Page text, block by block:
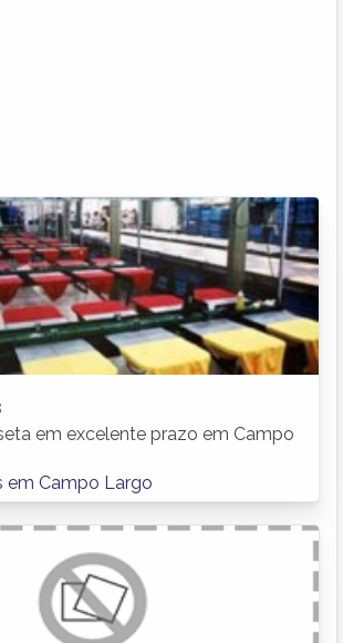
em excelente prazo em Campo
em Campo Largo